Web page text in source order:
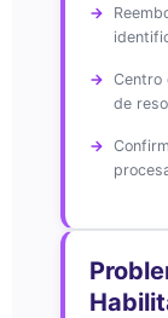
Centro
de